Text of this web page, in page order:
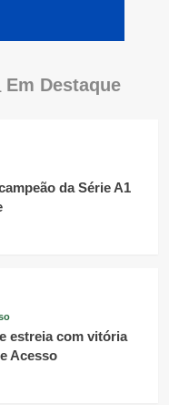
Em Destaque
da Série A1
estreia com vitória
Acesso